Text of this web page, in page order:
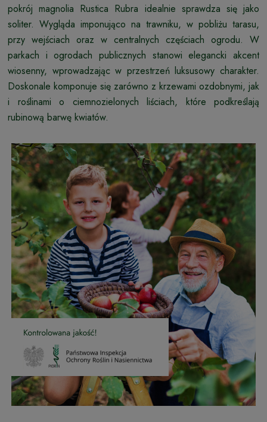
pokrój magnolia Rustica Rubra idealnie sprawdza się jako
soliter. Wygląda imponująco na trawniku, w pobliżu tarasu,
przy wejściach oraz w centralnych częściach ogrodu. W
parkach i ogrodach publicznych stanowi elegancki akcent
wiosenny, wprowadzając w przestrzeń luksusowy charakter.
Doskonale komponuje się zarówno z krzewami ozdobnymi, jak
i roślinami o ciemnozielonych liściach, które podkreślają
rubinową barwę kwiatów.